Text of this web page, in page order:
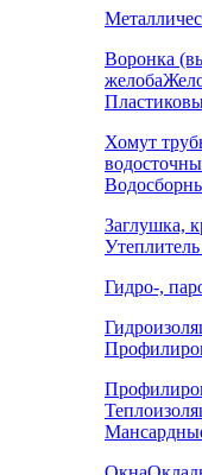
Воронка
желоба
Хомут
Заглушка,
Гидро-,